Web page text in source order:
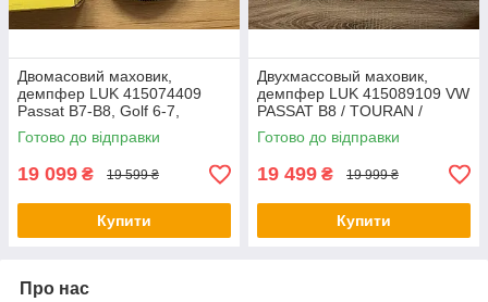
Двомасовий маховик,
демпфер LUK 415074409
Passat B7-B8, Golf 6-7,
Caddy, Octavia, Superb 2,0
TDI DSG 6
Готово до відправки
19 099 ₴ 19 599 ₴
Купити
Двухмассовый маховик,
демпфер LUK 415089109 VW
PASSAT B8 / TOURAN /
SKODA SUPERB III 2,0 TDI
140 кВт DSG 6
Готово до відправки
19 499 ₴ 19 999 ₴
Купити
Про нас